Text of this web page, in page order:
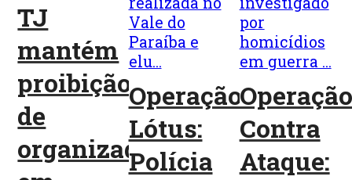
TJ
mantém
proibição
de
organizadas
Operação
Lótus:
Polícia
Operação
Contra
Ataque: